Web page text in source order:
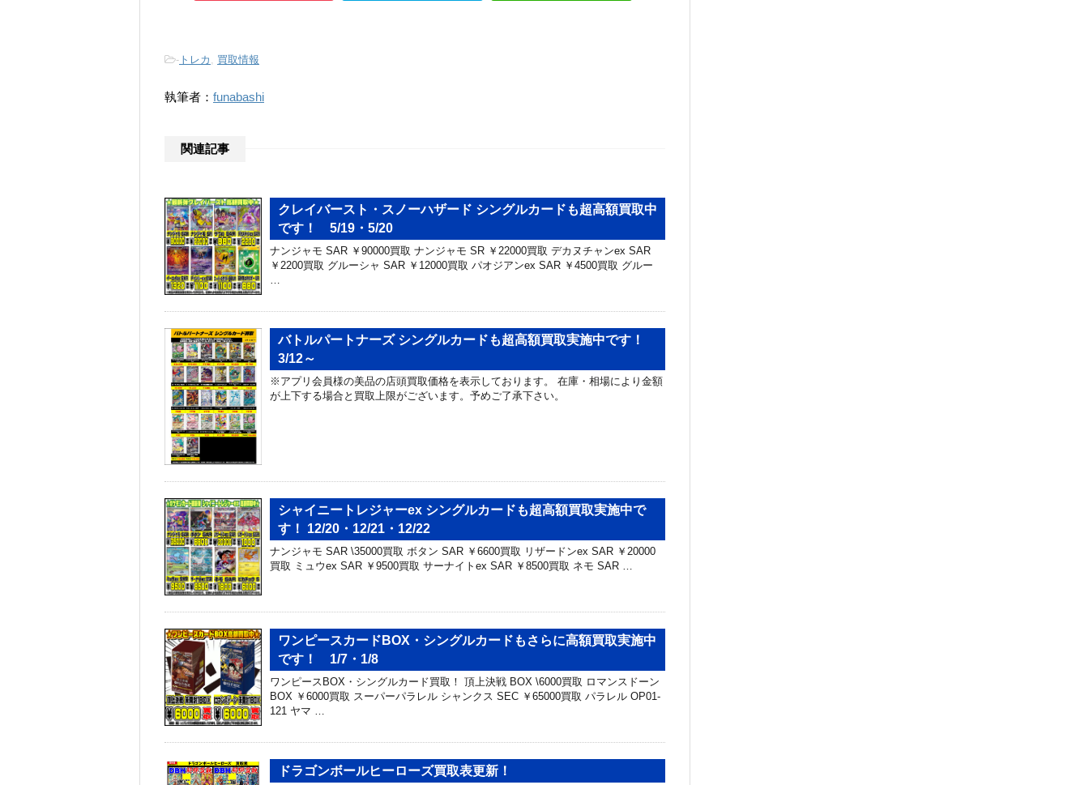
- トレカ 買取情報
執筆者： funabashi
関連記事
クレイバースト・スノーハザード シングルカードも超高額買取中
です！ 5/19・5/20
ナンジャモ SAR ￥90000買取 ナンジャモ SR ￥22000買取 デカヌチャンex SAR
￥2200買取 グルーシャ SAR ￥12000買取 パオジアンex SAR ￥4500買取 グルー
バトルパートナーズ シングルカードも超高額買取実施中です！
3/12～
※アプリ会員様の美品の店頭買取価格を表示しております。 在庫・相場により金額
が上下する場合と買取上限がございます。予めご了承下さい。
シャイニートレジャーex シングルカードも超高額買取実施中で
す！ 12/20・12/21・12/22
ナンジャモ SAR \35000買取 ボタン SAR ￥6600買取 リザードンex SAR ￥20000
買取 ミュウex SAR ￥9500買取 サーナイトex SAR ￥8500買取 ネモ SAR …
ワンピースカードBOX・シングルカードもさらに高額買取実施中
です！ 1/7・1/8
ワンピースBOX・シングルカード買取！ 頂上決戦 BOX \6000買取 ロマンスドーン
BOX ￥6000買取 スーパーパラレル シャンクス SEC ￥65000買取 パラレル OP01-
121 ヤマ …
ドラゴンボールヒーローズ買取表更新！